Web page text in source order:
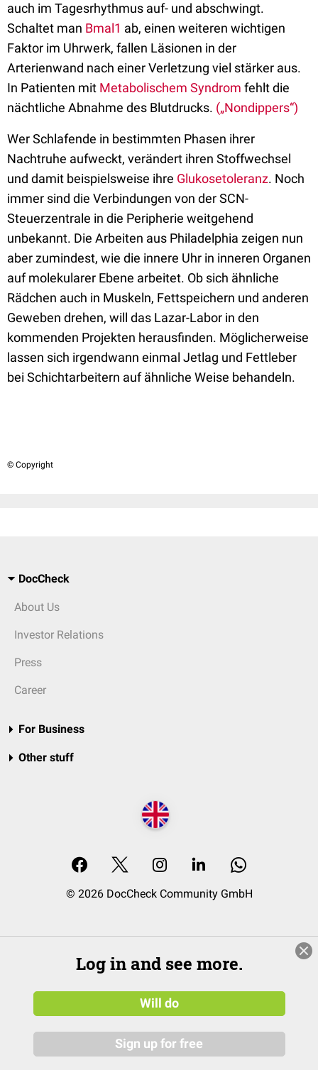
auch im Tagesrhythmus auf- und abschwingt.
Schaltet man Bmal1 ab, einen weiteren wichtigen
Faktor im Uhrwerk, fallen Läsionen in der
Arterienwand nach einer Verletzung viel stärker aus.
In Patienten mit Metabolischem Syndrom fehlt die
nächtliche Abnahme des Blutdrucks. („Nondippers“)
Wer Schlafende in bestimmten Phasen ihrer
Nachtruhe aufweckt, verändert ihren Stoffwechsel
und damit beispielsweise ihre Glukosetoleranz. Noch
immer sind die Verbindungen von der SCN-
Steuerzentrale in die Peripherie weitgehend
unbekannt. Die Arbeiten aus Philadelphia zeigen nun
aber zumindest, wie die innere Uhr in inneren Organen
auf molekularer Ebene arbeitet. Ob sich ähnliche
Rädchen auch in Muskeln, Fettspeichern und anderen
Geweben drehen, will das Lazar-Labor in den
kommenden Projekten herausfinden. Möglicherweise
lassen sich irgendwann einmal Jetlag und Fettleber
bei Schichtarbeitern auf ähnliche Weise behandeln.
© Copyright
DocCheck
About Us
Investor Relations
Press
Career
For Business
Other stuff
© 2026 DocCheck Community GmbH
Log in and see more.
Will do
Sign up for free